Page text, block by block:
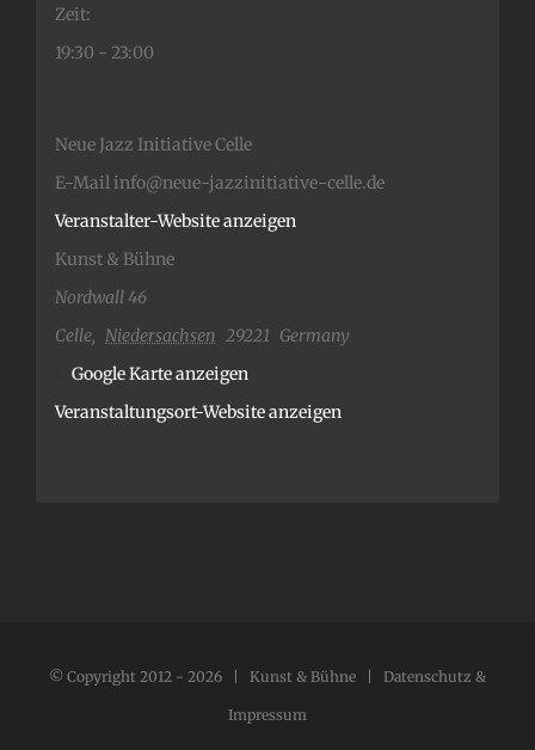
Zeit:
19:30 - 23:00
Kunst & Bühne
Nordwall 46
Celle, Niedersachsen 29221 Germany
Google Karte anzeigen
Veranstaltungsort-Website anzeigen
Neue Jazz Initiative Celle
E-Mail info@neue-jazzinitiative-celle.de
Veranstalter-Website anzeigen
© Copyright 2012 - 2026 | Kunst & Bühne | Datenschutz &
Impressum